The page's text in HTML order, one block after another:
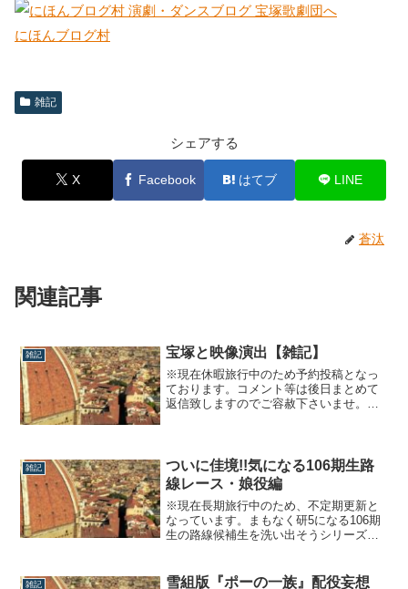
にほんブログ村
雑記
シェアする
X Facebook はてブ LINE
蒼汰
関連記事
雑記 宝塚と映像演出【雑記】
※現在休暇旅行中のため予約投稿となっ
ております。コメント等は後日まとめて
返信致しますのでご容赦下さいませ。先
想関係はもう1回観劇予定があるのでそれ
が終わった後にまとめて書くとして先に
1...
雑記
ついに佳境!!気になる106期生路
線レース・娘役編
※現在長期旅行中のため、不定期更新と
なっています。まもなく研5になる106期
生の路線候補生を洗い出そうシリーズ、
プランナーは、雪組の華純沙那でしょ
雑記 雪組版『ポーの一族』配役妄想